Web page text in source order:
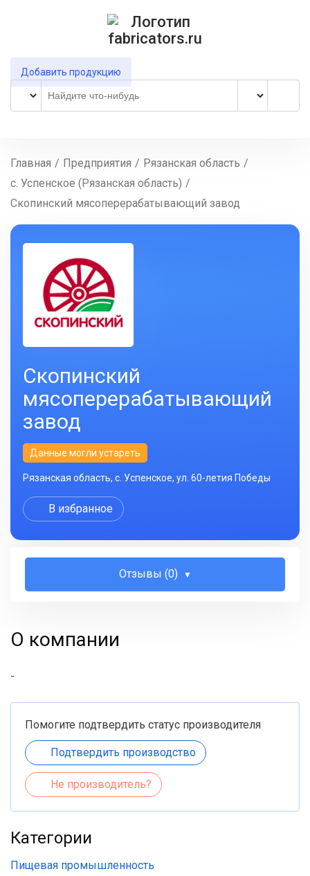
Добавить продукцию
Главная / Предприятия / Рязанская область /
с. Успенское (Рязанская область) /
Скопинский мясоперерабатывающий завод
Скопинский
мясоперерабатывающий
завод
Данные могли устареть
Рязанская область, с. Успенское, ул. 60-летия Победы
В избранное
Отзывы (0)
О компании
-
Помогите подтвердить статус производителя
Подтвердить производство
Не производитель?
Категории
Пищевая промышленность